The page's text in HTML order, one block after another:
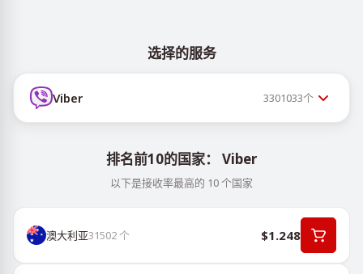
选择的服务
Viber 3301033个
排名前10的国家： Viber
以下是接收率最高的 10 个国家
澳大利亚31502个 $1.248